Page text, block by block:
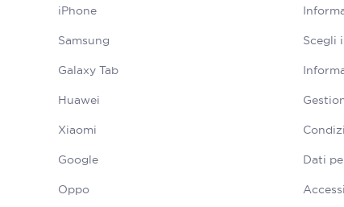
iPhone
Samsung
Galaxy Tab
Huawei
Xiaomi
Google
Oppo
Scegli
Dati